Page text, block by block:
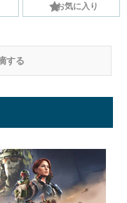
お気に入り
する